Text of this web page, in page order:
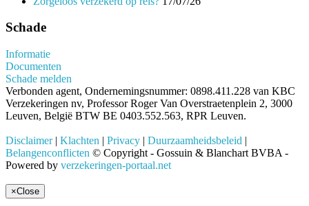
Schade
Informatie
Documenten
Schade melden
Verbonden agent, Ondernemingsnummer: 0898.411.228 van KBC
Verzekeringen nv, Professor Roger Van Overstraetenplein 2, 3000
Leuven, België BTW BE 0403.552.563, RPR Leuven.
Disclaimer| Klachten | Privacy | Duurzaamheidsbeleid |
Belangenconflicten © Copyright - Gossuin & Blanchart BVBA -
Powered by verzekeringen-portaal.net
×Close